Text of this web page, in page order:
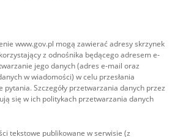
www.gov.pl mogą zawierać adresy skrzynek
z odnośnika będącego adresem e-
jego danych (adres e-mail oraz
w wiadomości) w celu przesłania
pytania. Szczegóły przetwarzania danych przez
się w ich politykach przetwarzania danych
tekstowe publikowane w serwisie (z